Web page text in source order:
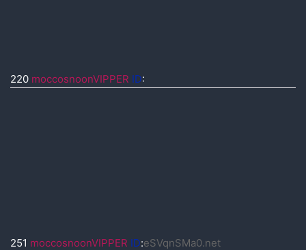
220 moccosnoonVIPPER ID:
251 moccosnoonVIPPER ID:eSVqnSMa0.net